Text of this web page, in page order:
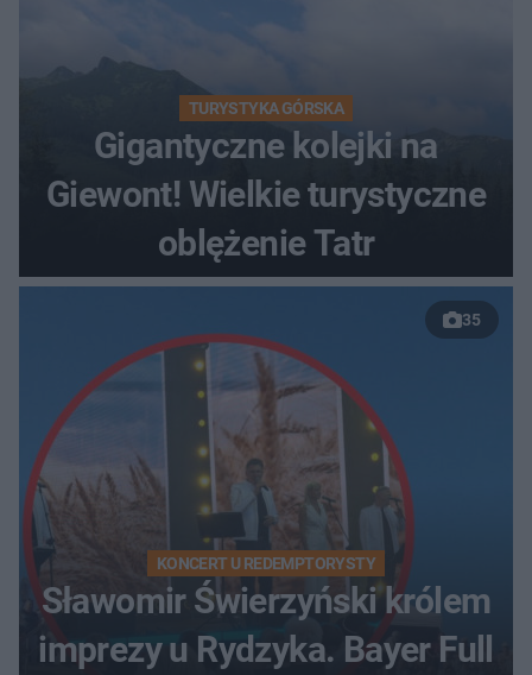
TURYSTYKA GÓRSKA
Gigantyczne kolejki na
Giewont! Wielkie turystyczne
oblężenie Tatr
35
KONCERT U REDEMPTORYSTY
Sławomir Świerzyński królem
imprezy u Rydzyka. Bayer Full